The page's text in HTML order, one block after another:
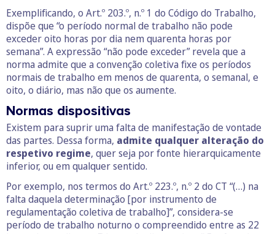
Exemplificando, o Art.º 203.º, n.º 1 do Código do Trabalho,
dispõe que “o período normal de trabalho não pode
exceder oito horas por dia nem quarenta horas por
semana”. A expressão “não pode exceder” revela que a
norma admite que a convenção coletiva fixe os períodos
normais de trabalho em menos de quarenta, o semanal, e
oito, o diário, mas não que os aumente.
Normas dispositivas
Existem para suprir uma falta de manifestação de vontade
das partes. Dessa forma, admite qualquer alteração do
respetivo regime, quer seja por fonte hierarquicamente
inferior, ou em qualquer sentido.
Por exemplo, nos termos do Art.º 223.º, n.º 2 do CT “(…) na
falta daquela determinação [por instrumento de
regulamentação coletiva de trabalho]”, considera-se
período de trabalho noturno o compreendido entre as 22